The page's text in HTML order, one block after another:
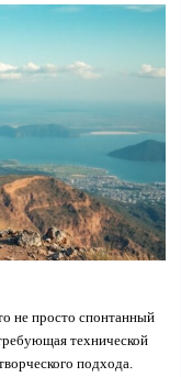
не просто спонтанный
технической
подхода.